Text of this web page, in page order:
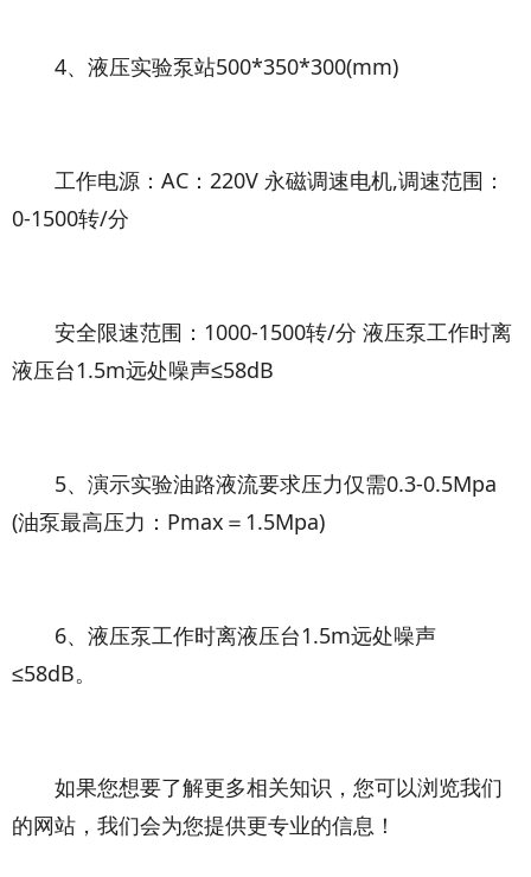
4、液压实验泵站500*350*300(mm)
工作电源：AC：220V 永磁调速电机,调速范围：
0-1500转/分
安全限速范围：1000-1500转/分 液压泵工作时离
液压台1.5m远处噪声≤58dB
5、演示实验油路液流要求压力仅需0.3-0.5Mpa
(油泵最高压力：Pmax＝1.5Mpa)
6、液压泵工作时离液压台1.5m远处噪声
≤58dB。
如果您想要了解更多相关知识，您可以浏览我们
的网站，我们会为您提供更专业的信息！